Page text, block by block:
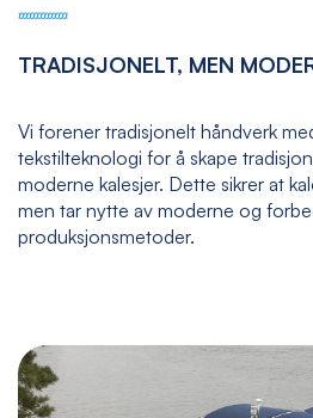
TRADISJONELT, MEN
Vi forener tradisjonelt håndverk
tekstilteknologi for å skape
moderne kalesjer. Dette sikrer at
men tar nytte av moderne og
produksjonsmetoder.